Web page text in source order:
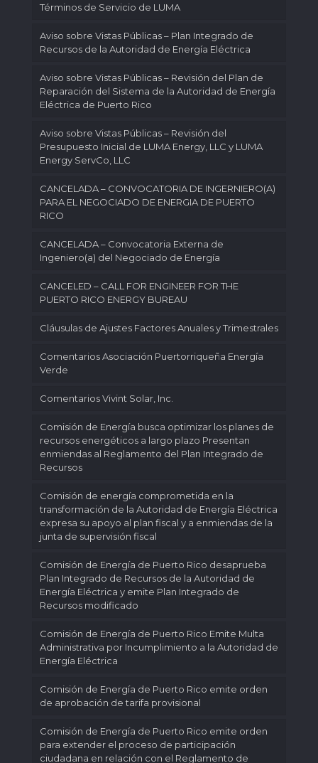
Términos de Servicio de LUMA
Aviso sobre Vistas Públicas – Plan Integrado de
Recursos de la Autoridad de Energía Eléctrica
Aviso sobre Vistas Públicas – Revisión del Plan de
Reparación del Sistema de la Autoridad de Energía
Eléctrica de Puerto Rico
Aviso sobre Vistas Públicas – Revisión del
Presupuesto Inicial de LUMA Energy, LLC y LUMA
Energy ServCo, LLC
CANCELADA – CONVOCATORIA DE INGERNIERO(A)
PARA EL NEGOCIADO DE ENERGIA DE PUERTO
RICO
CANCELADA – Convocatoria Externa de
Ingeniero(a) del Negociado de Energía
CANCELED – CALL FOR ENGINEER FOR THE
PUERTO RICO ENERGY BUREAU
Cláusulas de Ajustes Factores Anuales y Trimestrales
Comentarios Asociación Puertorriqueña Energía
Verde
Comentarios Vivint Solar, Inc.
Comisión de Energía busca optimizar los planes de
recursos energéticos a largo plazo Presentan
enmiendas al Reglamento del Plan Integrado de
Recursos
Comisión de energía comprometida en la
transformación de la Autoridad de Energía Eléctrica
expresa su apoyo al plan fiscal y a enmiendas de la
junta de supervisión fiscal
Comisión de Energía de Puerto Rico desaprueba
Plan Integrado de Recursos de la Autoridad de
Energía Eléctrica y emite Plan Integrado de
Recursos modificado
Comisión de Energía de Puerto Rico Emite Multa
Administrativa por Incumplimiento a la Autoridad de
Energía Eléctrica
Comisión de Energía de Puerto Rico emite orden
de aprobación de tarifa provisional
Comisión de Energía de Puerto Rico emite orden
para extender el proceso de participación
ciudadana en relación con el Reglamento de